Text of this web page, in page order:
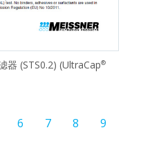
器 (STS0.2) (UltraCap®
6 7 8
9